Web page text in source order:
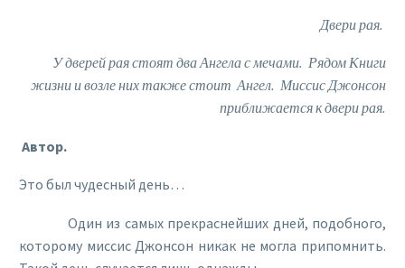
Двери рая.
У дверей рая стоят два Ангела с мечами. Рядом Книги
жизни и возле них также стоит Ангел. Миссис Джонсон
приближается к двери рая.
Автор.
Это был чудесный день…
Один из самых прекраснейших дней, подобного,
которому миссис Джонсон никак не могла припомнить.